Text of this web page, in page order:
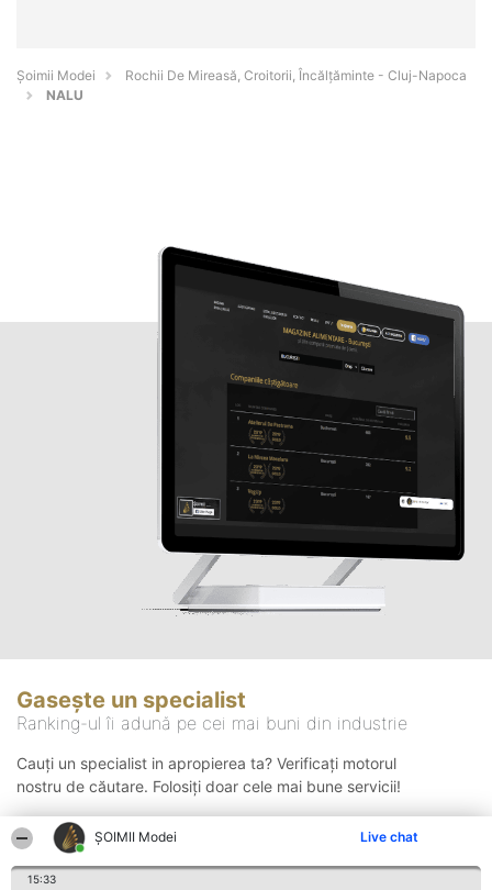
ȘOIMII Modei Live chat
15:33
Șoimii Modei
Rochii De Mireasă, Croitorii, Încălțăminte - Cluj-Napoca
NALU
Gasește un specialist
Ranking-ul îi adună pe cei mai buni din industrie
Cauți un specialist in apropierea ta? Verificați motorul
nostru de căutare. Folosiți doar cele mai bune servicii!